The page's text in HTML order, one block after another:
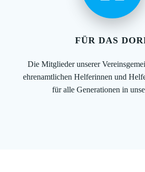
FÜR DAS
Die Mitglieder unserer
ehrenamtlichen Helferinnen und
für alle Generationen in